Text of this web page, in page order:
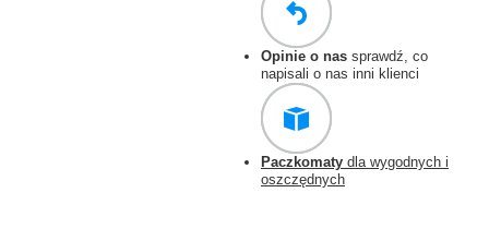
Opinie o nas sprawdź, co
napisali o nas inni klienci
Paczkomaty dla wygodnych i
oszczędnych